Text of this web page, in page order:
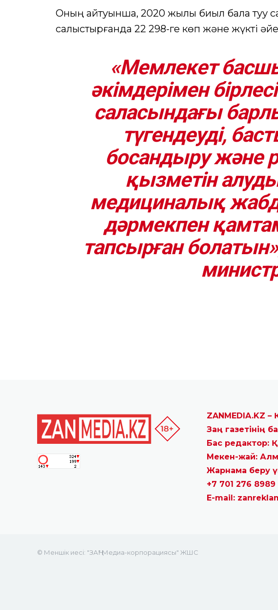
Оның айтуынша, 2020 жылы биыл бала туу
салыстырғанда 22 298-ге көп және жүкті
«Мемлекет
әкімдерімен
саласындағы
түгендеуді,
босандыру және
қызметін
медициналық
дәрмекпен
тапсырған
ZANMEDIA.KZ
Заң газетінің
Бас редактор:
Мекен-жай:
Жарнама беру
+7 701 276 8989
E-mail:
© Меншік иесі: "ЗАҢ" Медиа-корпорациясы" ЖШС